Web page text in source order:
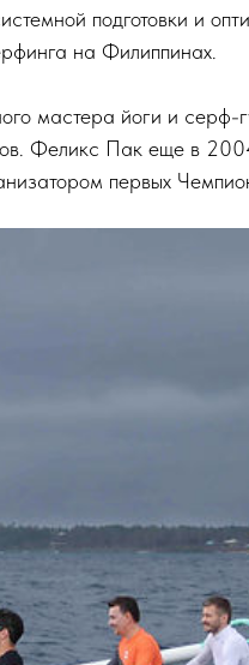
подготовки и
на Филиппинах.
мастера йоги и
Феликс Пак еще в
первых